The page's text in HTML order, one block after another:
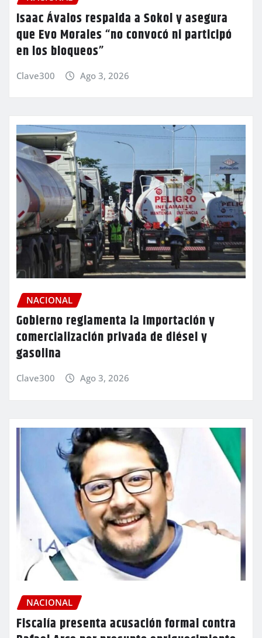
Isaac Ávalos respalda a Sokol y asegura
que Evo Morales “no convocó ni participó
en los bloqueos”
Clave300 Ago 3, 2026
NACIONAL
Gobierno reglamenta la importación y
comercialización privada de diésel y
gasolina
Clave300 Ago 3, 2026
NACIONAL
Fiscalía presenta acusación formal contra